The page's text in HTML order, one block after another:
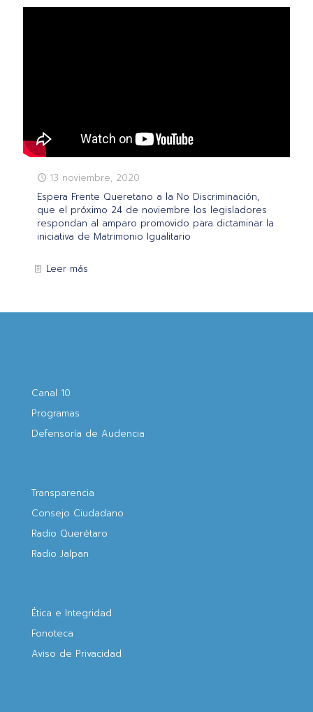
13 noviembre, 2020
Espera Frente Queretano a la No Discriminación,
que el próximo 24 de noviembre los legisladores
respondan al amparo promovido para dictaminar la
iniciativa de Matrimonio Igualitario
Leer más
Canal 10
Programas
Defensoría de Audencia
Transparencia
Consejo Ciudadano
Radio Querétaro
Radio Jalpan
Ética e Integridad
Fonoteca
Aviso de Privacidad